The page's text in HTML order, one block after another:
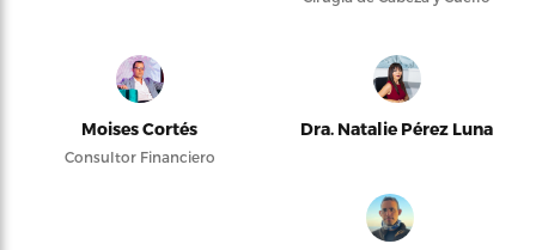
Moises Cortés
Consultor Financiero
Dra. Natalie Pérez Luna